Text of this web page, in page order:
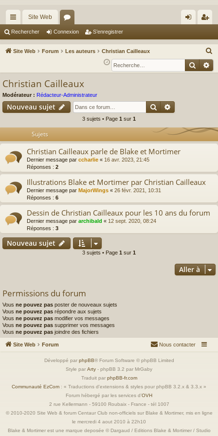
cc
ès
Site Web
or
u ne
xi
nr
eg
Rechercher Connexion S’enregistrer
Site Web Forum Les auteurs Christian Cailleaux
e
c
Christian Cailleaux
Modérateur : Rédacteur-Administrateur
Nouveau sujet Rechercher
3 sujets • Page 1 sur 1
Sujets
Christian Cailleaux parle de Blake et Mortimer
Dernier message par ccharlie « 16 avr. 2023, 21:45
Réponses : 2
Illustrations Blake et Mortimer par Christian Cailleaux
Dernier message par MajorWings « 26 févr. 2021, 10:31
Réponses : 6
Dessin de Christian Cailleaux pour les 10 ans du forum
Dernier message par archibald « 12 sept. 2020, 08:24
Réponses : 3
Nouveau sujet
3 sujets • Page 1 sur 1
Aller à
Permissions du forum
Vous ne pouvez pas poster de nouveaux sujets
Vous ne pouvez pas répondre aux sujets
Vous ne pouvez pas modifier vos messages
Vous ne pouvez pas supprimer vos messages
Vous ne pouvez pas joindre des fichiers
Site Web Forum Nous contacter
Développé par phpBB® Forum Software © phpBB Limited
Style par Arty - phpBB 3.2 par MrGaby
Traduit par phpBB-fr.com
Communauté EzCom : « Traductions d'extensions & styles pour phpBB 3.2.x & 3.3.x »
Forum hébergé par les services d’OVH
2 rue Kellermann - 59100 Roubaix - France - tél 1007
© 2010-2020 Site Web & forum Centaur Club non-officiels sur Blake & Mortimer, mis en ligne
le mercredi 4 aout 2010 à 22h10
Blake & Mortimer est une marque deposée © Dargaud / Editions Blake & Mortimer / Studio